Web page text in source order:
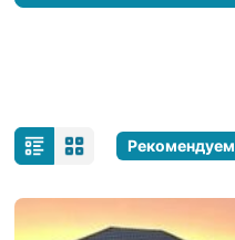
Рекомендуем